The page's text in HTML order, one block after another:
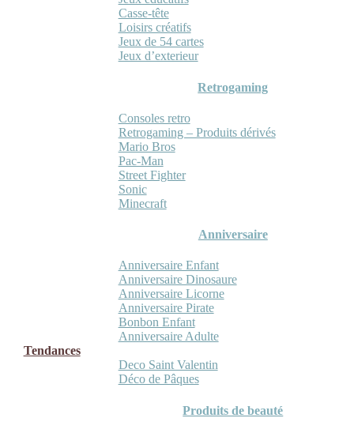
Casse-tête
Loisirs créatifs
Jeux de 54 cartes
Jeux d’exterieur
Retrogaming
Consoles retro
Retrogaming – Produits dérivés
Mario Bros
Pac-Man
Street Fighter
Sonic
Minecraft
Anniversaire
Anniversaire Enfant
Anniversaire Dinosaure
Anniversaire Licorne
Anniversaire Pirate
Bonbon Enfant
Anniversaire Adulte
Tendances
Deco Saint Valentin
Déco de Pâques
Produits de beauté